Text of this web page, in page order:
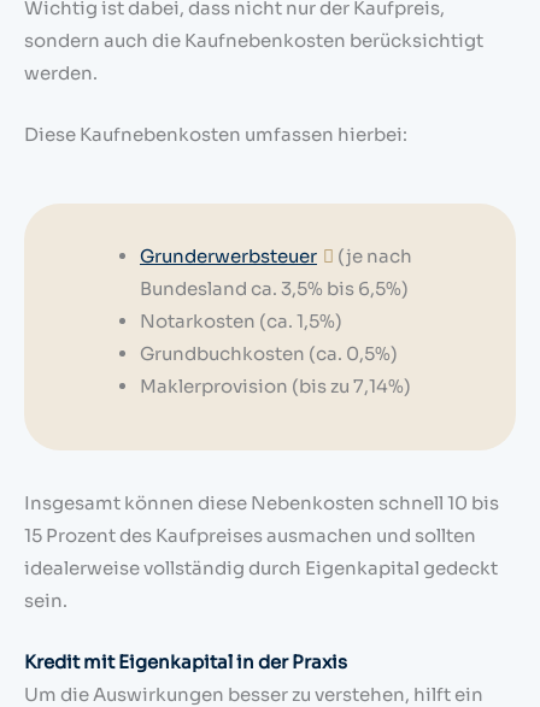
Wichtig ist dabei, dass nicht nur der Kaufpreis,
sondern auch die Kaufnebenkosten berücksichtigt
werden.
Diese Kaufnebenkosten umfassen hierbei:
Grunderwerbsteuer
(je nach
Bundesland ca. 3,5% bis 6,5%)
Notarkosten (ca. 1,5%)
Grundbuchkosten (ca. 0,5%)
Maklerprovision (bis zu 7,14%)
Insgesamt können diese Nebenkosten schnell 10 bis
15 Prozent des Kaufpreises ausmachen und sollten
idealerweise vollständig durch Eigenkapital gedeckt
sein.
Kredit mit Eigenkapital in der Praxis
Um die Auswirkungen besser zu verstehen, hilft ein